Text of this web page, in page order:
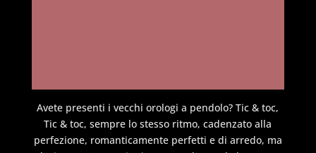
Avete presenti i vecchi orologi a pendolo? Tic & toc,
Tic & toc, sempre lo stesso ritmo, cadenzato alla
perfezione, romanticamente perfetti e di arredo, ma